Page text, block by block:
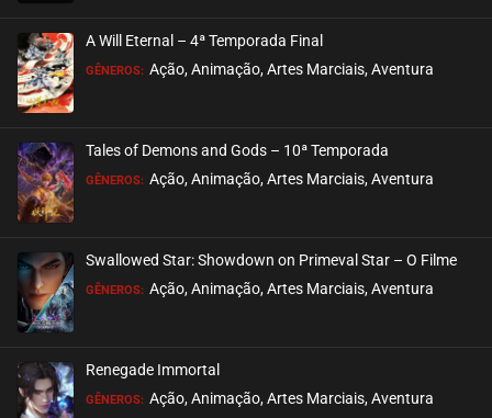
EPISÓDIO 04
março 09, 2022
EPISÓDIO 03
março 03, 2022
EPISÓDIO 02
fevereiro 23, 2022
EPISÓDIO 01
fevereiro 23, 2022
A Will Eternal – 4ª Temporada Final
GÊNEROS: Ação, Animação, Artes Marciais, Aventura
Tales of Demons and Gods – 10ª Temporada
GÊNEROS: Ação, Animação, Artes Marciais, Aventura
Swallowed Star: Showdown on Primeval Star – O Filme
GÊNEROS: Ação, Animação, Artes Marciais, Aventura
Renegade Immortal
GÊNEROS: Ação, Animação, Artes Marciais, Aventura